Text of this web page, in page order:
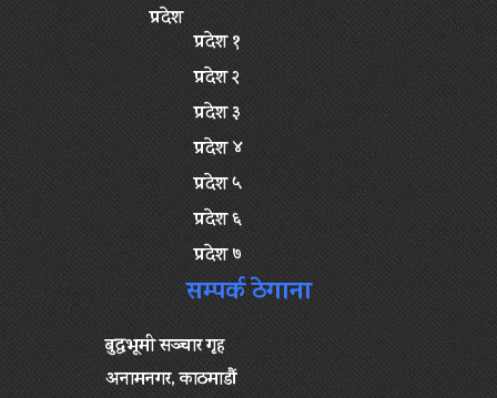
प्रदेश
प्रदेश १
प्रदेश २
प्रदेश ३
प्रदेश ४
प्रदेश ५
प्रदेश ६
प्रदेश ७
सम्पर्क ठेगाना
बुद्धभूमी सञ्चार गृह
अनामनगर, काठमाडौं